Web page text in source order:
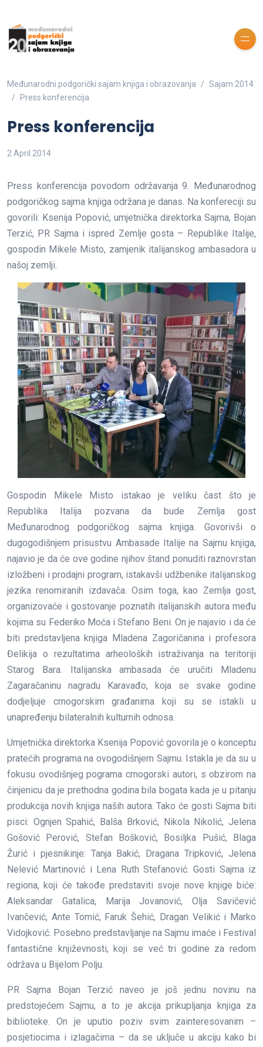
Međunarodni podgorički sajam knjiga i obrazovanja
Sajam 2014
Press konferencija
Press konferencija
2 April 2014
Press konferencija povodom održavanja 9. Međunarodnog
podgoričkog sajma knjiga održana je danas. Na konfereciji su
govorili: Ksenija Popović, umjetnička direktorka Sajma, Bojan
Terzić, PR Sajma i ispred Zemlje gosta – Republike Italije,
gospodin Mikele Misto, zamjenik italijanskog ambasadora u
našoj zemlji.
Gospodin Mikele Misto istakao je veliku čast što je
Republika Italija pozvana da bude Zemlja gost
Međunarodnog podgoričkog sajma knjiga. Govorivši o
dugogodišnjem prisustvu Ambasade Italije na Sajmu knjiga,
najavio je da će ove godine njihov štand ponuditi raznovrstan
izložbeni i prodajni program, istakavši udžbenike italijanskog
jezika renomiranih izdavača. Osim toga, kao Zemlja gost,
organizovaće i gostovanje poznatih italijanskih autora među
kojima su Federiko Moća i Stefano Beni. On je najavio i da će
biti predstavljena knjiga Mladena Zagoričanina i profesora
Đelikija o rezultatima arheoloških istraživanja na teritoriji
Starog Bara. Italijanska ambasada će uručiti Mladenu
Zagaračaninu nagradu Karavađo, koja se svake godine
dodjeljuje crnogorskim građanima koji su se istakli u
unapređenju bilateralnih kulturnih odnosa.
Umjetnička direktorka Ksenija Popović govorila je o konceptu
pratećih programa na ovogodišnjem Sajmu. Istakla je da su u
fokusu ovodišnjeg pograma crnogorski autori, s obzirom na
činjenicu da je prethodna godina bila bogata kada je u pitanju
produkcija novih knjiga naših autora. Tako će gosti Sajma biti
pisci: Ognjen Spahić, Balša Brković, Nikola Nikolić, Jelena
Gošović Perović, Stefan Bošković, Bosiljka Pušić, Blaga
Žurić i pjesnikinje: Tanja Bakić, Dragana Tripković, Jelena
Nelević Martinović i Lena Ruth Stefanović. Gosti Sajma iz
regiona, koji će takođe predstaviti svoje nove knjige biće:
Aleksandar Gatalica, Marija Jovanović, Olja Savičević
Ivančević, Ante Tomić, Faruk Šehić, Dragan Velikić i Marko
Vidojković. Posebno predstavljanje na Sajmu imaće i Festival
fantastične književnosti, koji se već tri godine za redom
održava u Bijelom Polju.
PR Sajma Bojan Terzić naveo je još jednu novinu na
predstojećem Sajmu, a to je akcija prikupljanja knjiga za
biblioteke. On je uputio poziv svim zainteresovanim –
posjetiocima i izlagačima – da se uključe u akciju kako bi